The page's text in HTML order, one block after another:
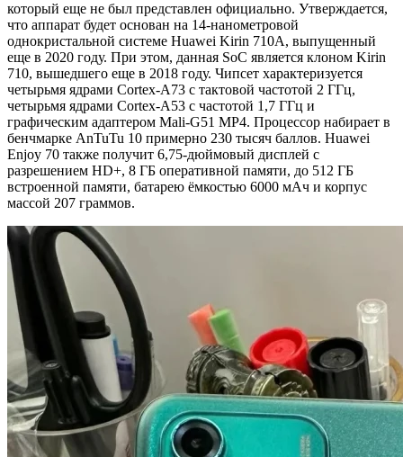
который еще не был представлен официально. Утверждается,
что аппарат будет основан на 14-нанометровой
однокристальной системе Huawei Kirin 710A, выпущенный
еще в 2020 году. При этом, данная SoC является клоном Kirin
710, вышедшего еще в 2018 году. Чипсет характеризуется
четырьмя ядрами Cortex-A73 с тактовой частотой 2 ГГц,
четырьмя ядрами Cortex-A53 с частотой 1,7 ГГц и
графическим адаптером Mali-G51 MP4. Процессор набирает в
бенчмарке AnTuTu 10 примерно 230 тысяч баллов. Huawei
Enjoy 70 также получит 6,75-дюймовый дисплей с
разрешением HD+, 8 ГБ оперативной памяти, до 512 ГБ
встроенной памяти, батарею ёмкостью 6000 мАч и корпус
массой 207 граммов.